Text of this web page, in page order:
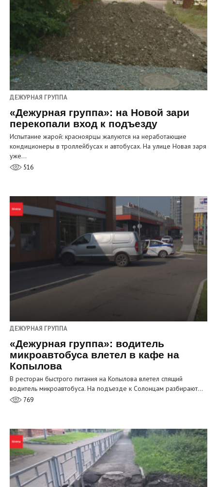
ДЕЖУРНАЯ ГРУППА
«Дежурная группа»: на Новой зари
перекопали вход к подъезду
Испытание жарой: красноярцы жалуются на неработающие
кондиционеры в троллейбусах и автобусах. На улице Новая заря
уже…
516
ДЕЖУРНАЯ ГРУППА
«Дежурная группа»: водитель
микроавтобуса влетел в кафе на
Копылова
В ресторан быстрого питания на Копылова влетел спящий
водитель микроавтобуса. На подъезде к Солонцам разбирают…
769